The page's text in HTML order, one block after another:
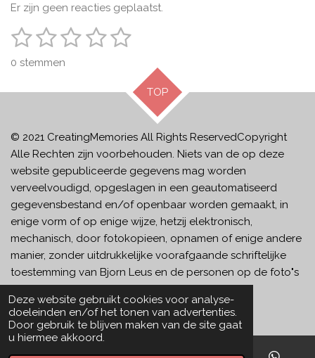
Deze website gebruikt cookies voor analyse-
doeleinden en/of het tonen van advertenties.
Door gebruik te blijven maken van de site gaat
u hiermee akkoord.
Er zijn geen reacties geplaatst.
R
a
t
:
0
s
t
e
r
r
e
n
1
s
r
2
s
r
e
n
3
s
r
e
n
4
r
r
e
n
5
r
e
n
S
m
e
n
0 stemmen
TOP
© 2021 CreatingMemories All Rights ReservedCopyright
Alle Rechten zijn voorbehouden. Niets van de op deze
website gepubliceerde gegevens mag worden
verveelvoudigd, opgeslagen in een geautomatiseerd
gegevensbestand en/of openbaar worden gemaakt, in
enige vorm of op enige wijze, hetzij elektronisch,
mechanisch, door fotokopieen, opnamen of enige andere
manier, zonder uitdrukkelijke voorafgaande schriftelijke
toestemming van Bjorn Leus en de personen op de foto"s
Powered by JouwWeb